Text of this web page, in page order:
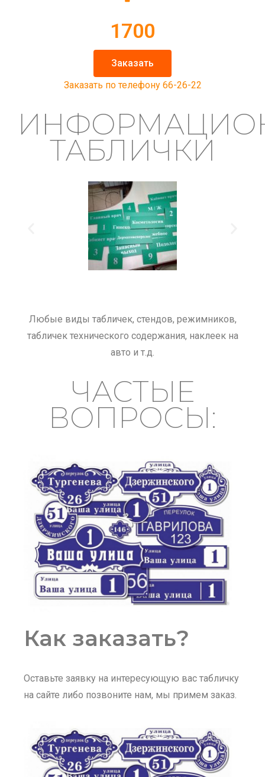
1700
Заказать
Заказать по телефону 66-26-22
ТАБЛИЧКИ
Любые виды табличек, стендов, режимников,
табличек технического содержания, наклеек на
авто и т.д.
ЧАСТЫЕ
ВОПРОСЫ:
Как заказать?
Оставьте заявку на интересующую вас табличку
на сайте либо позвоните нам, мы примем заказ.